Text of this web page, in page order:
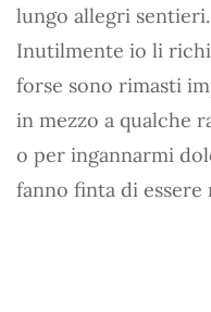
lungo allegri sentieri.
Inutilmente io li
forse sono rimasti
in mezzo a qualche
o per ingannarmi
fanno finta di